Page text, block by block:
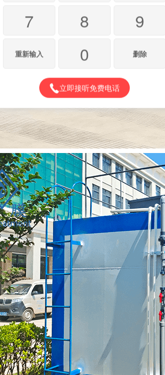
7
8 9
重新输入 0 删除
立即接听免费电话